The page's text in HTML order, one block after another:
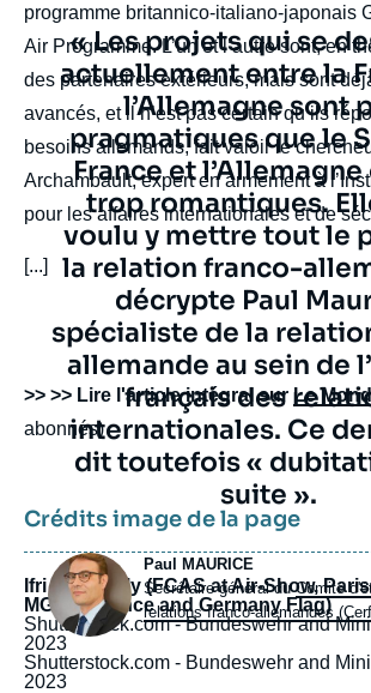
programme britannico-italiano-japonais
Air Programme. L’un et l’autre sont, en
des partenaires extérieurs, mais sont
avancés, et il n’est pas certain qu’ils
besoins allemands, fait valoir le
Archambault, expert en armement à
pour les affaires internationales et de
[...]
Texte
citation
« Les projets qui se
actuellement entre la
l’Allemagne sont
pragmatiques que le
France et
trop romantiques.
voulu y mettre tout le
la relation franco-
décrypte Paul
spécialiste de la
allemande au sein de
français des
internationales. Ce
dit toutefois «
suite ».
Photo
Paul MAURICE
Intitulé
du
poste
Secrétaire général duComité
relations franco-allemandes
body
>> >> Lire l'article intégral sur Le
abonnés)
Crédits image de la page
Ifri Assembly (FCAS at Air-Show,
MGCS, France and Germany Flag)
Shutterstock.com - Bundeswehr and
2023
Shutterstock.com - Bundeswehr and
2023